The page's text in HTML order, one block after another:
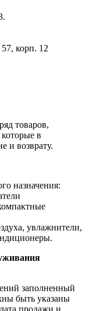
корп. 12
товаров,
в
и возврату.
назначения:
увлажнители,
заполненный
быть указаны
продажи и